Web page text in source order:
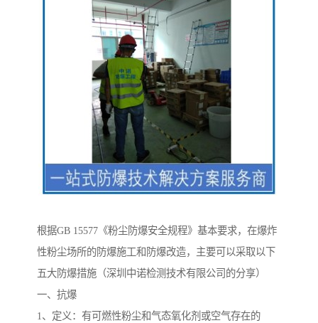
根据GB 15577《粉尘防爆安全规程》基本要求，在爆炸
性粉尘场所的防爆施工和防爆改造，主要可以采取以下
五大防爆措施（深圳中诺检测技术有限公司的分享）
一、抗爆
1、定义：有可燃性粉尘和气态氧化剂或空气存在的